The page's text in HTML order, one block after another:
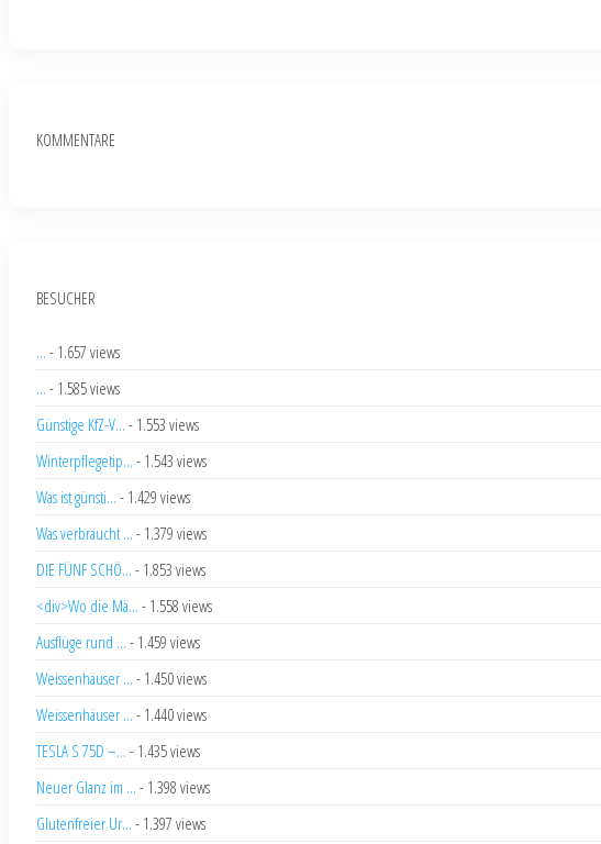
KOMMENTARE
BESUCHER
... - 1.657 views
... - 1.585 views
Günstige KfZ-V... - 1.553 views
Winterpflegetip... - 1.543 views
Was ist günsti... - 1.429 views
Was verbraucht ... - 1.379 views
DIE FÜNF SCHÖ... - 1.853 views
<div>Wo die Mä... - 1.558 views
Ausflüge rund ... - 1.459 views
Weissenhäuser ... - 1.450 views
Weissenhäuser ... - 1.440 views
TESLA S 75D –... - 1.435 views
Neuer Glanz im ... - 1.398 views
Glutenfreier Ur... - 1.397 views